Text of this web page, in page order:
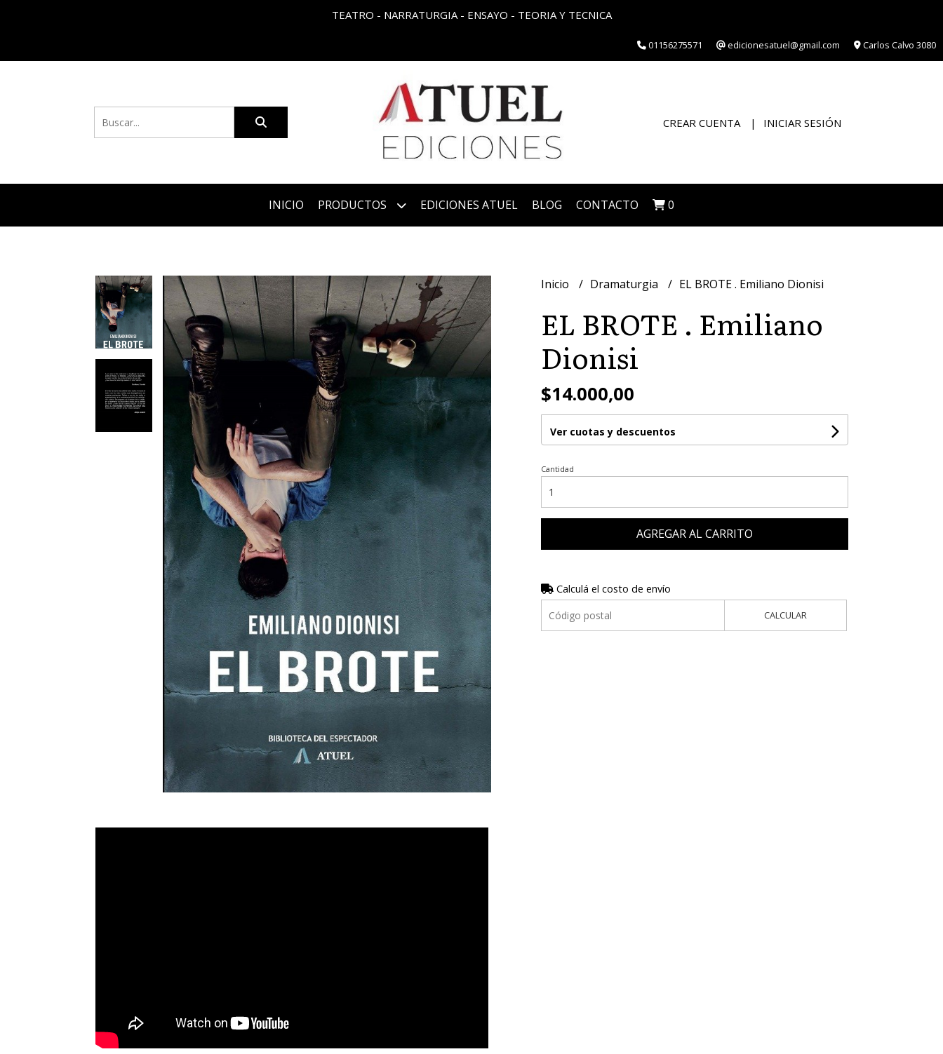
TEATRO - NARRATURGIA - ENSAYO - TEORIA Y TECNICA
01156275571 edicionesatuel@gmail.com Carlos Calvo 3080
CREAR CUENTA INICIAR SESIÓN
INICIO PRODUCTOS EDICIONES ATUEL BLOG CONTACTO 0
Inicio Dramaturgia EL BROTE . Emiliano Dionisi
EL BROTE . Emiliano
Dionisi
$14.000,00
Ver cuotas y descuentos
Cantidad
AGREGAR AL CARRITO
Calculá el costo de envío
CALCULAR